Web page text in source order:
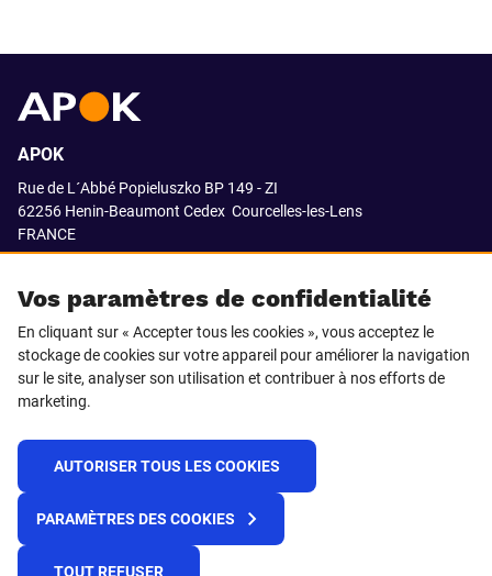
Vos paramètres de confidentialité
En cliquant sur « Accepter tous les cookies », vous acceptez le
stockage de cookies sur votre appareil pour améliorer la navigation
sur le site, analyser son utilisation et contribuer à nos efforts de
marketing.
AUTORISER TOUS LES COOKIES
PARAMÈTRES DES COOKIES
TOUT REFUSER
APOK
Rue de L´Abbé Popieluszko BP 149 - ZI
62256 Henin-Beaumont Cedex Courcelles-les-Lens
FRANCE
SUIVEZ-NOUS SUR
© 2021 APOK